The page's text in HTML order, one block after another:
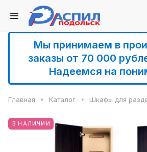
Мы принимаем в
заказы от 70 000
Надеемся на
Главная Каталог Шкафы для
В НАЛИЧИИ